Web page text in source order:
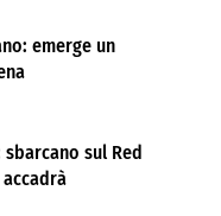
emerge un
sbarcano sul Red
accadrà